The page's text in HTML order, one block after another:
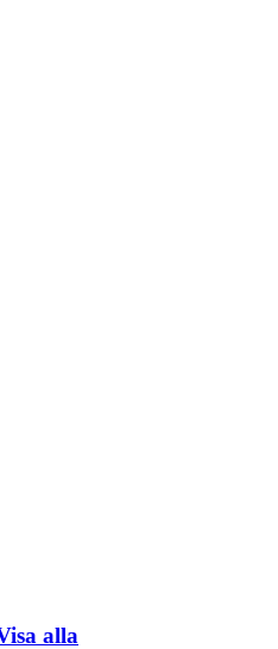
alla